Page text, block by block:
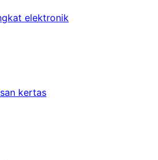
elektronik
kertas